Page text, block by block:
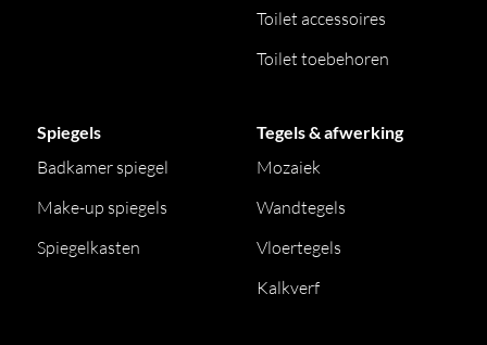
Toilet accessoires
Toilet toebehoren
Spiegels
Badkamer spiegel
Make-up spiegels
Spiegelkasten
Tegels & afwerking
Mozaiek
Wandtegels
Vloertegels
Kalkverf